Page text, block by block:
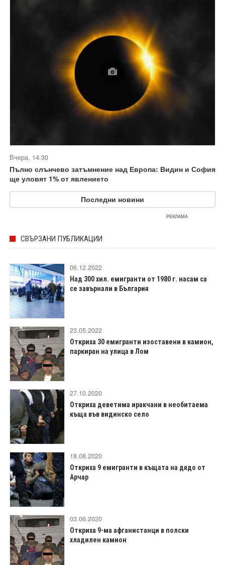
Вчера, 14:30
Пълно слънчево затъмнение над Европа: Видин и София
ще уловят 1% от явлението
Последни новини
РЕКЛАМА
СВЪРЗАНИ ПУБЛИКАЦИИ
06.12.2022
Над 300 хил. емигранти от 1980 г. насам са
се завърнали в България
23.05.2022
Откриха 30 емигранти изоставени в камион,
паркиран на улица в Лом
27.10.2020
Откриха деветима иракчани в необитаема
къща във видинско село
18.08.2020
Откриха 9 емигранти в къщата на дядо от
Арчар
03.06.2020
Откриха 9-ма афганистанци в полски
хладилен камион